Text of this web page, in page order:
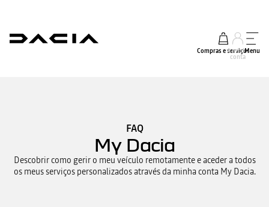
Compras e serviços
A minha
conta
Menu
FAQ
My Dacia
Descobrir como gerir o meu veículo remotamente e aceder a todos
os meus serviços personalizados através da minha conta My Dacia.